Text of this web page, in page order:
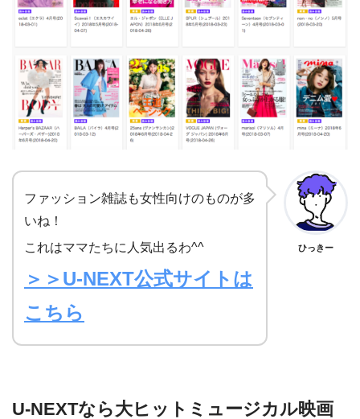
ファッション雑誌も女性向けのものが多
いね！
これはママたちに人気出るわ^^
＞＞U-NEXT公式サイトは
こちら
ひっきー
U-NEXTなら大ヒットミュージカル映画